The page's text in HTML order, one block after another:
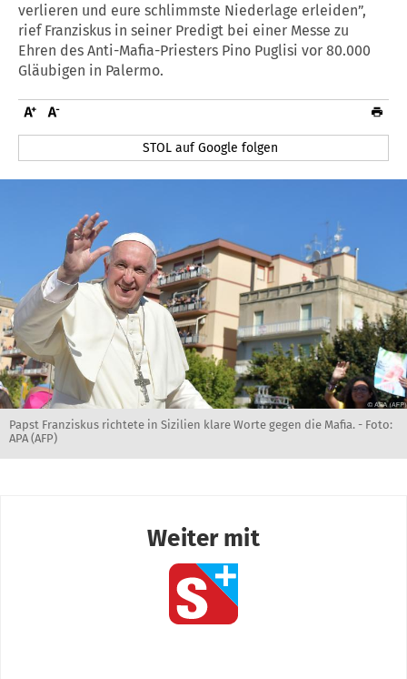
verlieren und eure schlimmste Niederlage erleiden”,
rief Franziskus in seiner Predigt bei einer Messe zu
Ehren des Anti-Mafia-Priesters Pino Puglisi vor 80.000
Gläubigen in Palermo.
STOL auf Google folgen
Papst Franziskus richtete in Sizilien klare Worte gegen die Mafia. - Foto:
APA (AFP)